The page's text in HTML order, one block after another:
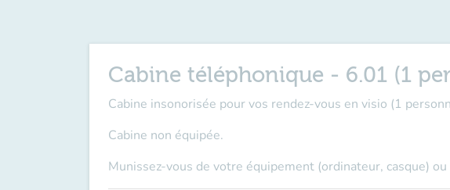
Cabine téléphonique - 6.01 (1
Cabine insonorisée pour vos rendez-vous en visio (1
Cabine non équipée.
Munissez-vous de votre équipement (ordinateur, casque)